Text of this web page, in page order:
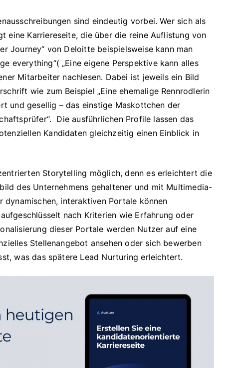
sind eindeutig vorbei. Wer sich als
eine Karriereseite, die über die reine Auflistung von
Journey“ von Deloitte beispielsweise kann man
everything“( „Eine eigene Perspektive kann alles
Mitarbeiter nachlesen. Dabei ist jeweils ein Bild
wie zum Beispiel „Eine ehemalige Rennrodlerin
und gesellig – das einstige Maskottchen der
Die ausführlichen Profile lassen das
Kandidaten gleichzeitig einen Einblick in
Storytelling möglich, denn es erleichtert die
des Unternehmens gehaltener und mit Multimedia-
dynamischen, interaktiven Portale können
nach Kriterien wie Erfahrung oder
dieser Portale werden Nutzer auf eine
Stellenangebot ansehen oder sich bewerben
was das spätere Lead Nurturing erleichtert.